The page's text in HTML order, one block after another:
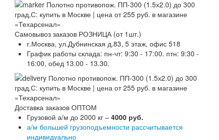
Самовывоз заказов РОЗНИЦА (от 1шт.)
г.Москва, ул.Дубнинская д.83, 5 этаж, офис 518
График работы склада: пн-чт: 9:30 - 17:00. птн: 9:30 -
16:00, обед 13.00 - 13.30.
Доставка заказов ОПТОМ
Грузовой а/м до 2000 кг – 4000 руб.
а/м большей грузоподъемности рассчитывается
индивидуально